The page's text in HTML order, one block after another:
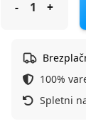
100%
Spletni